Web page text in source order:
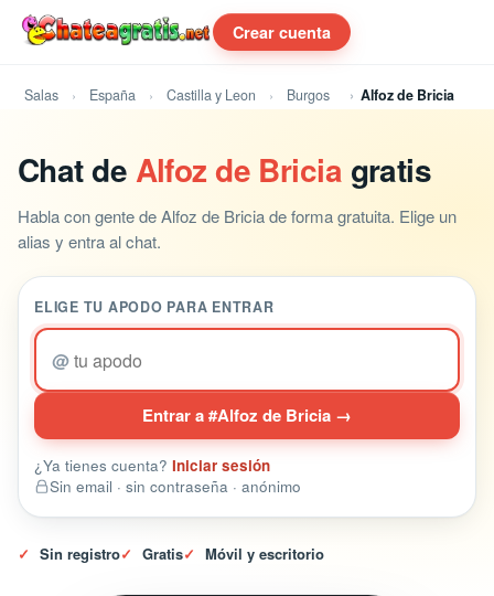
Crear cuenta
Salas España Castilla y Leon Burgos Alfoz de Bricia
Chat de Alfoz de Bricia gratis
Habla con gente de Alfoz de Bricia de forma gratuita. Elige un
alias y entra al chat.
ELIGE TU APODO PARA ENTRAR
@
Entrar a #Alfoz de Bricia →
¿Ya tienes cuenta? Iniciar sesión
Sin email · sin contraseña · anónimo
✓ Sin registro✓ Gratis✓ Móvil y escritorio